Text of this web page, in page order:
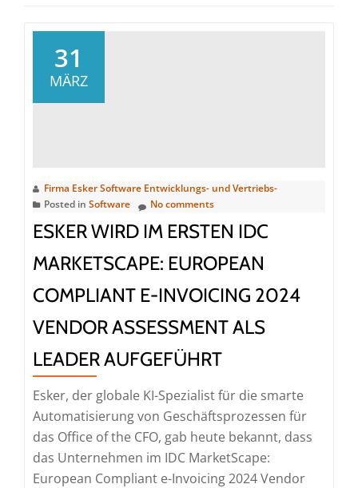
31
MÄRZ
Firma Esker Software Entwicklungs- und Vertriebs-
Posted in Software No comments
ESKER WIRD IM ERSTEN IDC
MARKETSCAPE: EUROPEAN
COMPLIANT E-INVOICING 2024
VENDOR ASSESSMENT ALS
LEADER AUFGEFÜHRT
Esker, der globale KI-Spezialist für die smarte
Automatisierung von Geschäftsprozessen für
das Office of the CFO, gab heute bekannt, dass
das Unternehmen im IDC MarketScape:
European Compliant e-Invoicing 2024 Vendor